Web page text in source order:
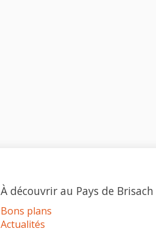
À découvrir au Pays de Brisach
Bons plans
Actualités